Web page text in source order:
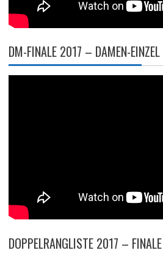
DM-FINALE 2017 – DAMEN-EINZEL
DOPPELRANGLISTE 2017 – FINALE